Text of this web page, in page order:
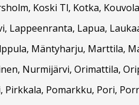
Koski Tl, Kotka,
Lapua,
Mäntyharju, Marttila,
Nurmijärvi, Orimattila,
Pirkkala, Pomarkku, Pori,